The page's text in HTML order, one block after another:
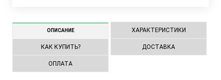
ОПИСАНИЕ ХАРАКТЕРИСТИКИ
КАК КУПИТЬ? ДОСТАВКА
ОПЛАТА